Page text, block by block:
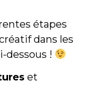
étapes
dans les
dessous !
et